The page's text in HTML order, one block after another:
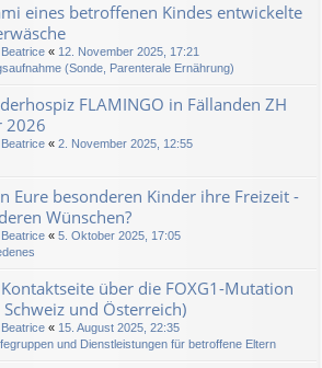
eines betroffenen Kindes entwickelte
Beatrice « 12. November 2025, 17:21
(Sonde, Parenterale Ernährung)
FLAMINGO in Fällanden ZH
2026
Beatrice « 2. November 2025, 12:55
Eure besonderen Kinder ihre Freizeit -
Wünschen?
Beatrice « 5. Oktober 2025, 17:05
über die FOXG1-Mutation
und Österreich)
Beatrice « 15. August 2025, 22:35
und Dienstleistungen für betroffene Eltern